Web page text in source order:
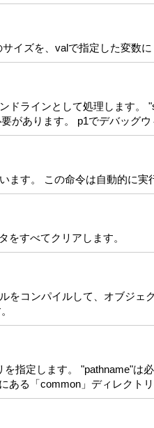
イズを、valで指定した変数に
ドラインとして処理します
があります。 p1でデバッグウ
ます。 この命令は自動的に実
をすべてクリアします。
をコンパイルして、オブジ
指定します。 "pathname"
ある「common」ディレクトリ